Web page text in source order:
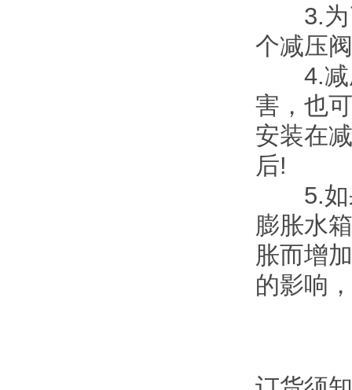
3.为了
个减压
4.减压
害，也
安装在
后!
5.如果
膨胀水
胀而增
的影响